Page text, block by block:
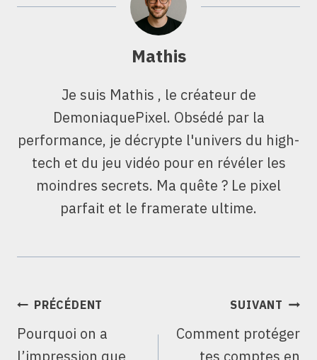
Mathis
Je suis Mathis , le créateur de
DemoniaquePixel. Obsédé par la
performance, je décrypte l'univers du high-
tech et du jeu vidéo pour en révéler les
moindres secrets. Ma quête ? Le pixel
parfait et le framerate ultime.
NAVIGATION
L’ARTICLE
PRÉCÉDENT
Pourquoi on a
l’impression que
SUIVANT
Comment protéger
tes comptes en